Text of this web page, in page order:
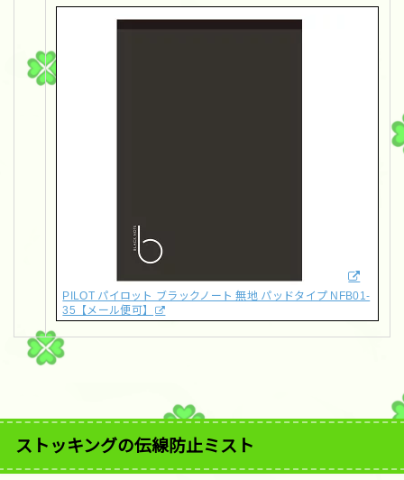
PILOT パイロット ブラックノート 無地 パッドタイプ NFB01-
35【メール便可】
ストッキングの伝線防止ミスト